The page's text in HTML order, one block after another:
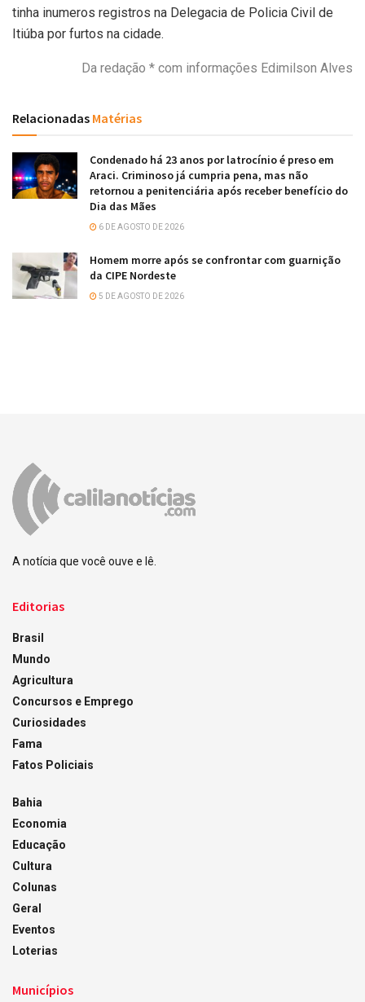
tinha inumeros registros na Delegacia de Policia Civil de
Itiúba por furtos na cidade.
Da redação * com informações Edimilson Alves
Relacionadas Matérias
Condenado há 23 anos por latrocínio é preso em
Araci. Criminoso já cumpria pena, mas não
retornou a penitenciária após receber benefício do
Dia das Mães
6 DE AGOSTO DE 2026
Homem morre após se confrontar com guarnição
da CIPE Nordeste
5 DE AGOSTO DE 2026
A notícia que você ouve e lê.
Editorias
Brasil
Mundo
Agricultura
Concursos e Emprego
Curiosidades
Fama
Fatos Policiais
Bahia
Economia
Educação
Cultura
Colunas
Geral
Eventos
Loterias
Municípios